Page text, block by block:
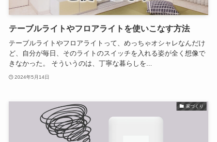
テーブルライトやフロアライトを使いこなす方法
テーブルライトやフロアライトって、めっちゃオシャレなんだけ
ど、自分が毎日、そのライトのスイッチを入れる姿が全く想像で
きなかった。 そういうのは、丁寧な暮らしを...
2024年5月14日
家づくり